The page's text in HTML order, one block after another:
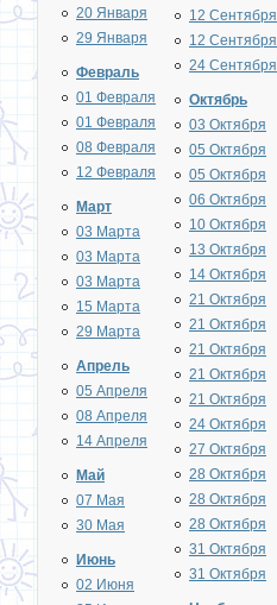
20 Января
29 Января
Февраль
01 Февраля
01 Февраля
08 Февраля
12 Февраля
Март
03 Марта
03 Марта
03 Марта
15 Марта
29 Марта
Апрель
05 Апреля
08 Апреля
14 Апреля
Май
07 Мая
30 Мая
Июнь
02 Июня
12 Сентября
12 Сентября
24 Сентября
Октябрь
03 Октября
05 Октября
05 Октября
06 Октября
10 Октября
13 Октября
14 Октября
21 Октября
21 Октября
21 Октября
21 Октября
21 Октября
24 Октября
27 Октября
28 Октября
28 Октября
28 Октября
31 Октября
31 Октября